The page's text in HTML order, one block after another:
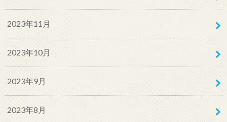
2023年11月
2023年10月
2023年9月
2023年8月